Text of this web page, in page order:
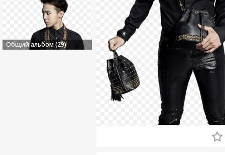
Общий альбом (29)